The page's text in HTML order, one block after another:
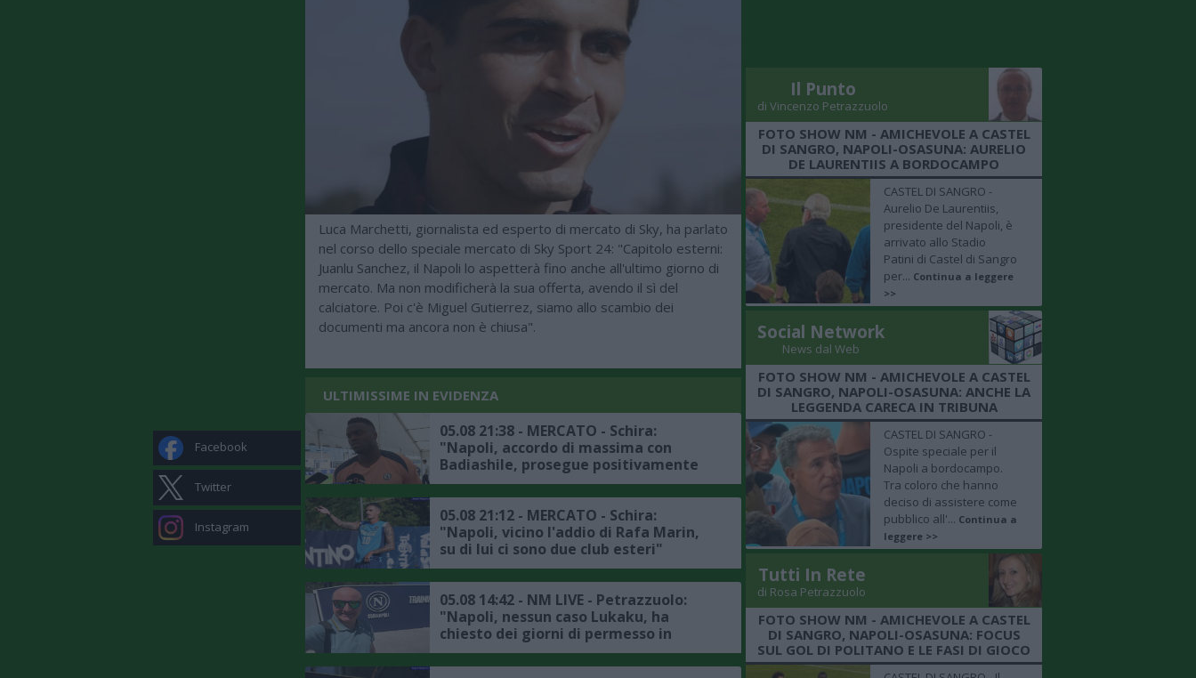
Facebook
Twitter
Instagram
Luca Marchetti, giornalista ed esperto di mercato di Sky, ha parlato
nel corso dello speciale mercato di Sky Sport 24: "Capitolo esterni:
Juanlu Sanchez, il Napoli lo aspetterà fino anche all'ultimo giorno di
mercato. Ma non modificherà la sua offerta, avendo il sì del
calciatore. Poi c'è Miguel Gutierrez, siamo allo scambio dei
documenti ma ancora non è chiusa".
ULTIMISSIME IN EVIDENZA
05.08 21:38 - MERCATO - Schira:
"Napoli, accordo di massima con
Badiashile, prosegue positivamente
la trattativa con il Chelsea, ecco i
dettagli"
05.08 21:12 - MERCATO - Schira:
"Napoli, vicino l'addio di Rafa Marin,
su di lui ci sono due club esteri"
05.08 14:42 - NM LIVE - Petrazzuolo:
"Napoli, nessun caso Lukaku, ha
chiesto dei giorni di permesso in
accordo con la società, il punto sul
mercato"
Il Punto
di Vincenzo Petrazzuolo
FOTO SHOW NM - AMICHEVOLE A CASTEL
DI SANGRO, NAPOLI-OSASUNA: AURELIO
DE LAURENTIIS A BORDOCAMPO
CASTEL DI SANGRO -
Aurelio De Laurentiis,
presidente del Napoli, è
arrivato allo Stadio
Patini di Castel di Sangro
per... Continua a leggere
>>
Social Network
News dal Web
FOTO SHOW NM - AMICHEVOLE A CASTEL
DI SANGRO, NAPOLI-OSASUNA: ANCHE LA
LEGGENDA CARECA IN TRIBUNA
CASTEL DI SANGRO -
Ospite speciale per il
Napoli a bordocampo.
Tra coloro che hanno
deciso di assistere come
pubblico all'... Continua a
leggere >>
Tutti In Rete
di Rosa Petrazzuolo
FOTO SHOW NM - AMICHEVOLE A CASTEL
DI SANGRO, NAPOLI-OSASUNA: FOCUS
SUL GOL DI POLITANO E LE FASI DI GIOCO